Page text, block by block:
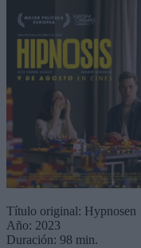
Título original: Hypnosen
Año: 2023
Duración: 98 min.